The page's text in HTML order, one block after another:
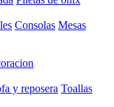
Consolas Mesas
y reposera Toallas